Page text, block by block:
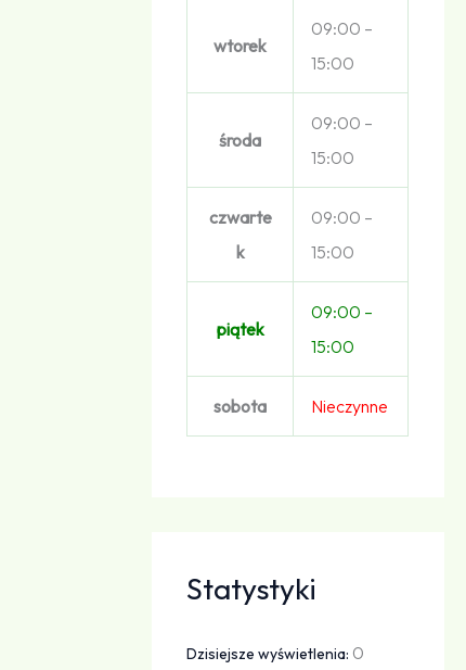
wtorek
09:00 –
15:00
środa
09:00 –
15:00
czwarte
k
09:00 –
15:00
piątek
09:00 –
15:00
sobota Nieczynne
Statystyki
Dzisiejsze wyświetlenia: 0